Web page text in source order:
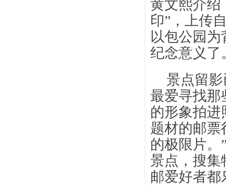
黄文熙介绍
印”，上传
以包公园
纪念意义了
景点留
最爱寻找那
的形象拍进
题材的邮票
的极限片。
景点，搜集
邮爱好者都